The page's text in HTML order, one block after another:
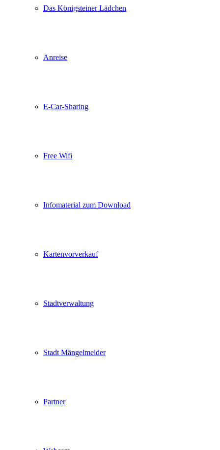
Das Königsteiner Lädchen
Anreise
E-Car-Sharing
Free Wifi
Infomaterial zum Download
Kartenvorverkauf
Stadtverwaltung
Stadt Mängelmelder
Partner